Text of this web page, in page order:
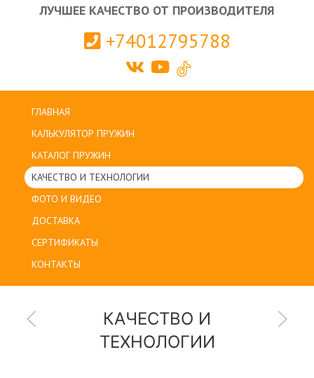
ЛУЧШЕЕ КАЧЕСТВО ОТ ПРОИЗВОДИТЕЛЯ
+74012795788
ГЛАВНАЯ
КАЛЬКУЛЯТОР ПРУЖИН
КАТАЛОГ ПРУЖИН
КАЧЕСТВО И ТЕХНОЛОГИИ
ФОТО И ВИДЕО
ДОСТАВКА
СЕРТИФИКАТЫ
КОНТАКТЫ
КАЧЕСТВО И
ТЕХНОЛОГИИ